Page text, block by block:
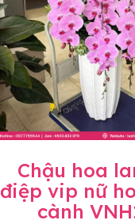
Chậu hoa
điệp vip nữ
cành